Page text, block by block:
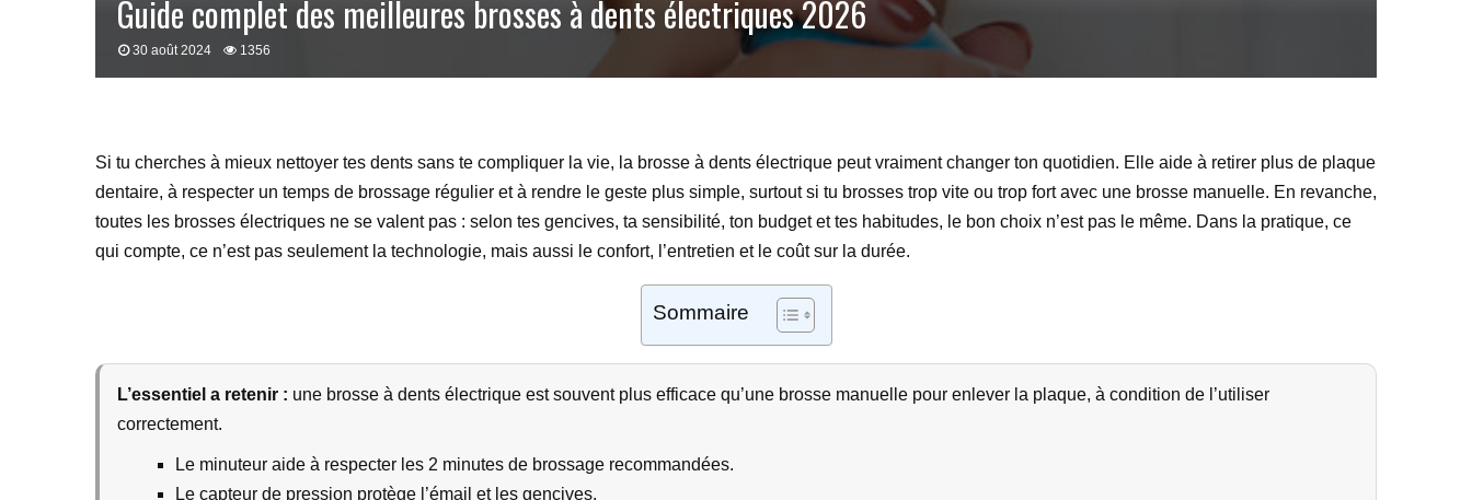
Guide complet des meilleures brosses à dents électriques 2026
30 août 2024 1356
Si tu cherches à mieux nettoyer tes dents sans te compliquer la vie, la brosse à dents électrique peut vraiment changer ton quotidien. Elle aide à retirer plus de plaque
dentaire, à respecter un temps de brossage régulier et à rendre le geste plus simple, surtout si tu brosses trop vite ou trop fort avec une brosse manuelle. En revanche,
toutes les brosses électriques ne se valent pas : selon tes gencives, ta sensibilité, ton budget et tes habitudes, le bon choix n’est pas le même. Dans la pratique, ce
qui compte, ce n’est pas seulement la technologie, mais aussi le confort, l’entretien et le coût sur la durée.
Sommaire
L’essentiel a retenir : une brosse à dents électrique est souvent plus efficace qu’une brosse manuelle pour enlever la plaque, à condition de l’utiliser
correctement.
Le minuteur aide à respecter les 2 minutes de brossage recommandées.
Le capteur de pression protège l’émail et les gencives.